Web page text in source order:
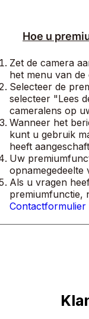
Hoe u
Zet de camera
het menu van de
Selecteer de
selecteer "Lees
cameralens op
Wanneer het
kunt u gebruik
heeft
Uw
opnamegedeelte
Als u vragen
premiumfunctie,
Contactformulier